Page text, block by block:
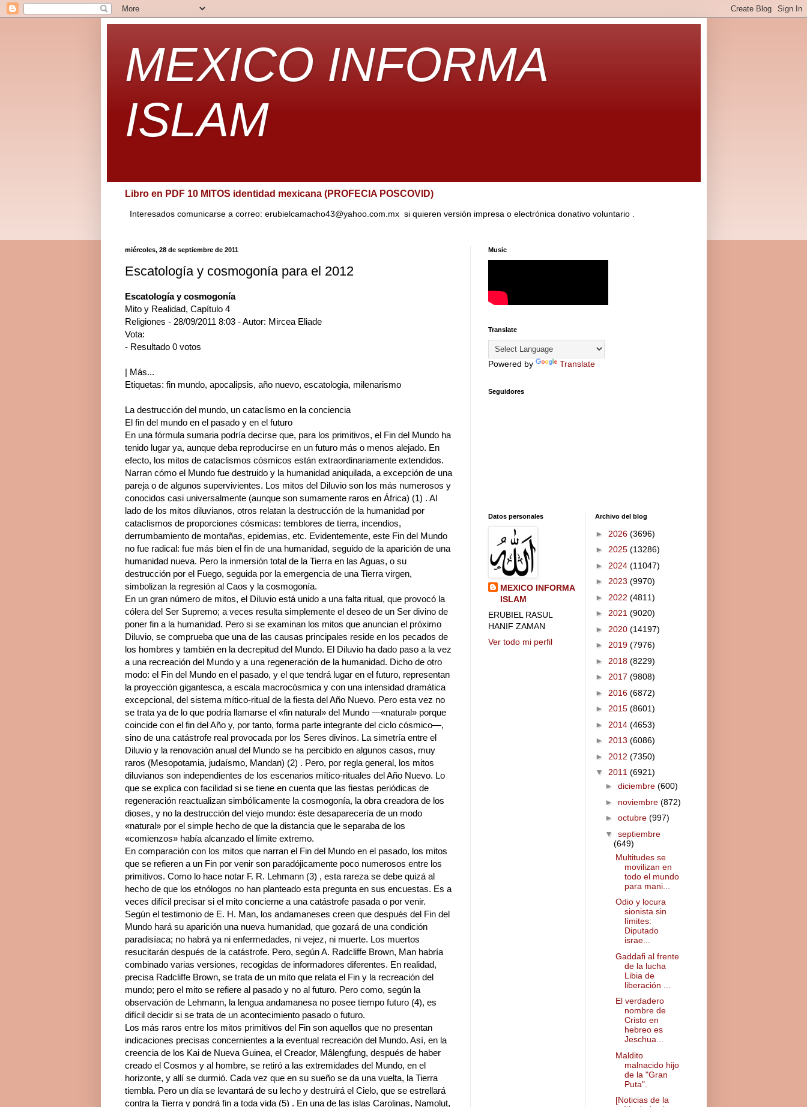
MEXICO INFORMA
ISLAM
Libro en PDF 10 MITOS identidad mexicana (PROFECIA POSCOVID)
Interesados comunicarse a correo: erubielcamacho43@yahoo.com.mx si quieren versión impresa o electrónica donativo voluntario .
miércoles, 28 de septiembre de 2011
Escatología y cosmogonía para el 2012
Escatología y cosmogonía
Mito y Realidad, Capítulo 4
Religiones - 28/09/2011 8:03 - Autor: Mircea Eliade
Vota:
- Resultado 0 votos
| Más...
Etiquetas: fin mundo, apocalipsis, año nuevo, escatologia, milenarismo
La destrucción del mundo, un cataclismo en la conciencia
El fin del mundo en el pasado y en el futuro
En una fórmula sumaria podría decirse que, para los primitivos, el Fin del Mundo ha
tenido lugar ya, aunque deba reproducirse en un futuro más o menos alejado. En
efecto, los mitos de cataclismos cósmicos están extraordinariamente extendidos.
Narran cómo el Mundo fue destruido y la humanidad aniquilada, a excepción de una
pareja o de algunos supervivientes. Los mitos del Diluvio son los más numerosos y
conocidos casi universalmente (aunque son sumamente raros en África) (1) . Al
lado de los mitos diluvianos, otros relatan la destrucción de la humanidad por
cataclismos de proporciones cósmicas: temblores de tierra, incendios,
derrumbamiento de montañas, epidemias, etc. Evidentemente, este Fin del Mundo
no fue radical: fue más bien el fin de una humanidad, seguido de la aparición de una
humanidad nueva. Pero la inmersión total de la Tierra en las Aguas, o su
destrucción por el Fuego, seguida por la emergencia de una Tierra virgen,
simbolizan la regresión al Caos y la cosmogonía.
En un gran número de mitos, el Diluvio está unido a una falta ritual, que provocó la
cólera del Ser Supremo; a veces resulta simplemente el deseo de un Ser divino de
poner fin a la humanidad. Pero si se examinan los mitos que anuncian el próximo
Diluvio, se comprueba que una de las causas principales reside en los pecados de
los hombres y también en la decrepitud del Mundo. El Diluvio ha dado paso a la vez
a una recreación del Mundo y a una regeneración de la humanidad. Dicho de otro
modo: el Fin del Mundo en el pasado, y el que tendrá lugar en el futuro, representan
la proyección gigantesca, a escala macrocósmica y con una intensidad dramática
excepcional, del sistema mítico-ritual de la fiesta del Año Nuevo. Pero esta vez no
se trata ya de lo que podría llamarse el «fin natural» del Mundo —«natural» porque
coincide con el fin del Año y, por tanto, forma parte integrante del ciclo cósmico—,
sino de una catástrofe real provocada por los Seres divinos. La simetría entre el
Diluvio y la renovación anual del Mundo se ha percibido en algunos casos, muy
raros (Mesopotamia, judaísmo, Mandan) (2) . Pero, por regla general, los mitos
diluvianos son independientes de los escenarios mítico-rituales del Año Nuevo. Lo
que se explica con facilidad si se tiene en cuenta que las fiestas periódicas de
regeneración reactualizan simbólicamente la cosmogonía, la obra creadora de los
dioses, y no la destrucción del viejo mundo: éste desaparecería de un modo
«natural» por el simple hecho de que la distancia que le separaba de los
«comienzos» había alcanzado el límite extremo.
En comparación con los mitos que narran el Fin del Mundo en el pasado, los mitos
que se refieren a un Fin por venir son paradójicamente poco numerosos entre los
primitivos. Como lo hace notar F. R. Lehmann (3) , esta rareza se debe quizá al
hecho de que los etnólogos no han planteado esta pregunta en sus encuestas. Es a
veces difícil precisar si el mito concierne a una catástrofe pasada o por venir.
Según el testimonio de E. H. Man, los andamaneses creen que después del Fin del
Mundo hará su aparición una nueva humanidad, que gozará de una condición
paradisíaca; no habrá ya ni enfermedades, ni vejez, ni muerte. Los muertos
resucitarán después de la catástrofe. Pero, según A. Radcliffe Brown, Man habría
combinado varias versiones, recogidas de informadores diferentes. En realidad,
precisa Radcliffe Brown, se trata de un mito que relata el Fin y la recreación del
mundo; pero el mito se refiere al pasado y no al futuro. Pero como, según la
observación de Lehmann, la lengua andamanesa no posee tiempo futuro (4), es
difícil decidir si se trata de un acontecimiento pasado o futuro.
Los más raros entre los mitos primitivos del Fin son aquellos que no presentan
indicaciones precisas concernientes a la eventual recreación del Mundo. Así, en la
creencia de los Kai de Nueva Guinea, el Creador, Mâlengfung, después de haber
creado el Cosmos y al hombre, se retiró a las extremidades del Mundo, en el
horizonte, y allí se durmió. Cada vez que en su sueño se da una vuelta, la Tierra
tiembla. Pero un día se levantará de su lecho y destruirá el Cielo, que se estrellará
contra la Tierra y pondrá fin a toda vida (5) . En una de las islas Carolinas, Namolut,
Music
Translate
Powered by Translate
Seguidores
Datos personales
MEXICO INFORMA
ISLAM
ERUBIEL RASUL
HANIF ZAMAN
Ver todo mi perfil
Archivo del blog
► 2026 (3696)
► 2025 (13286)
► 2024 (11047)
► 2023 (9970)
► 2022 (4811)
► 2021 (9020)
► 2020 (14197)
► 2019 (7976)
► 2018 (8229)
► 2017 (9808)
► 2016 (6872)
► 2015 (8601)
► 2014 (4653)
► 2013 (6086)
► 2012 (7350)
▼ 2011 (6921)
►diciembre(600)
► noviembre(872)
►octubre(997)
▼septiembre
(649)
Multitudes se
movilizan en
todo el mundo
para mani...
Odio y locura
sionista sin
límites:
Diputado
israe...
Gaddafi al frente
de la lucha
Libia de
liberación ...
El verdadero
nombre de
Cristo en
hebreo es
Jeschua...
Maldito
malnacido hijo
de la "Gran
Puta".
[Noticias de la